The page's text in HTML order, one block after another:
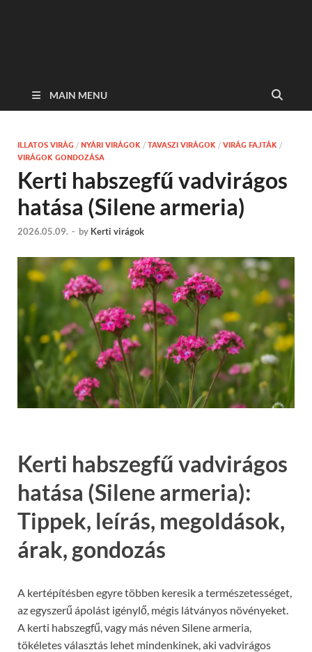
MAIN MENU
ILLATOS VIRÁG / NYÁRI VIRÁGOK / TAVASZI VIRÁGOK / VIRÁG FAJTÁK /
VIRÁGOK GONDOZÁSA
Kerti habszegfű vadvirágos
hatása (Silene armeria)
2026.05.09. - by Kerti virágok
Kerti habszegfű vadvirágos
hatása (Silene armeria):
Tippek, leírás, megoldások,
árak, gondozás
A kertépítésben egyre többen keresik a természetességet,
az egyszerű ápolást igénylő, mégis látványos növényeket.
A kerti habszegfű, vagy más néven Silene armeria,
tökéletes választás lehet mindenkinek, aki vadvirágos